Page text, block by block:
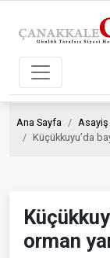
Ana Sayfa
Asayiş
Küçükkuyu’da
orman